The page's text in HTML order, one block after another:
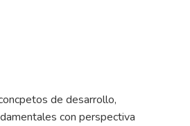
de desarrollo,
con perspectiva